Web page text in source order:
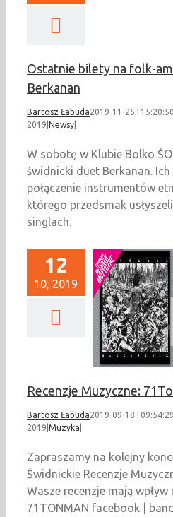
Ostatnie bilety na folk-
Berkanan
Bartosz Łabuda2019-11-
2019 Newsy
W sobotę w Klubie Bolko
świdnicki duet Berkanan.
połączenie instrumentów
którego przedsmak
singlach.
12
10, 2019
Muzyczne:
[doom metal]
Recenzje Muzyczne:
Bartosz Łabuda2019-09-
2019 Muzyka
Zapraszamy na kolejny
Świdnickie Recenzje
Wasze recenzje mają
71TONMAN facebook |